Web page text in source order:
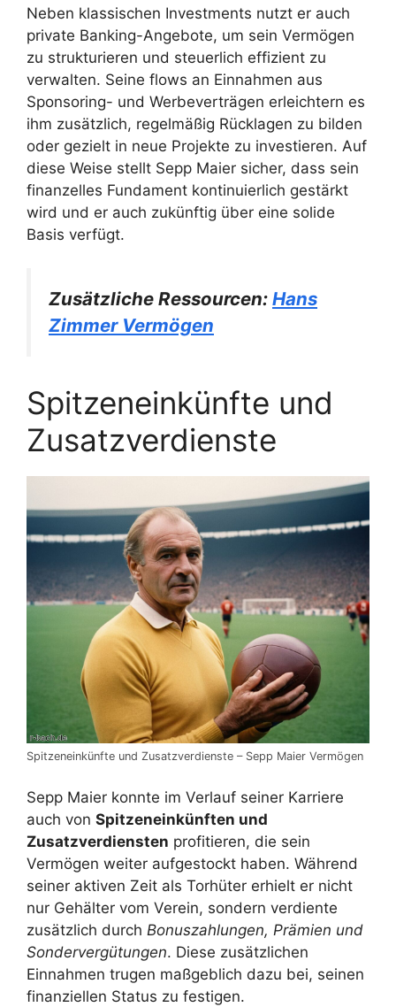
Neben klassischen Investments nutzt er auch
private Banking-Angebote, um sein Vermögen
zu strukturieren und steuerlich effizient zu
verwalten. Seine flows an Einnahmen aus
Sponsoring- und Werbeverträgen erleichtern es
ihm zusätzlich, regelmäßig Rücklagen zu bilden
oder gezielt in neue Projekte zu investieren. Auf
diese Weise stellt Sepp Maier sicher, dass sein
finanzelles Fundament kontinuierlich gestärkt
wird und er auch zukünftig über eine solide
Basis verfügt.
Zusätzliche Ressourcen: Hans
Zimmer Vermögen
Spitzeneinkünfte und
Zusatzverdienste
Spitzeneinkünfte und Zusatzverdienste – Sepp Maier Vermögen
Sepp Maier konnte im Verlauf seiner Karriere
auch von Spitzeneinkünften und
Zusatzverdiensten profitieren, die sein
Vermögen weiter aufgestockt haben. Während
seiner aktiven Zeit als Torhüter erhielt er nicht
nur Gehälter vom Verein, sondern verdiente
zusätzlich durch Bonuszahlungen, Prämien und
Sondervergütungen. Diese zusätzlichen
Einnahmen trugen maßgeblich dazu bei, seinen
finanziellen Status zu festigen.